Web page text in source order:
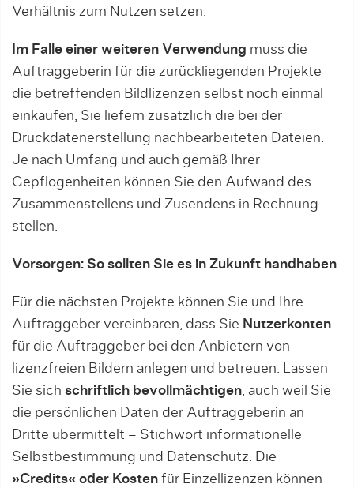
Verhältnis zum Nutzen setzen.
Im Falle einer weiteren Verwendung muss die
Auftraggeberin für die zurückliegenden Projekte
die betreffenden Bildlizenzen selbst noch einmal
einkaufen, Sie liefern zusätzlich die bei der
Druckdatenerstellung nachbearbeiteten Dateien.
Je nach Umfang und auch gemäß Ihrer
Gepflogenheiten können Sie den Aufwand des
Zusammenstellens und Zusendens in Rechnung
stellen.
Vorsorgen: So sollten Sie es in Zukunft handhaben
Für die nächsten Projekte können Sie und Ihre
Auftraggeber vereinbaren, dass Sie Nutzerkonten
für die Auftraggeber bei den Anbietern von
lizenzfreien Bildern anlegen und betreuen. Lassen
Sie sich schriftlich bevollmächtigen, auch weil Sie
die persönlichen Daten der Auftraggeberin an
Dritte übermittelt – Stichwort informationelle
Selbstbestimmung und Datenschutz. Die
»Credits« oder Kosten für Einzellizenzen können